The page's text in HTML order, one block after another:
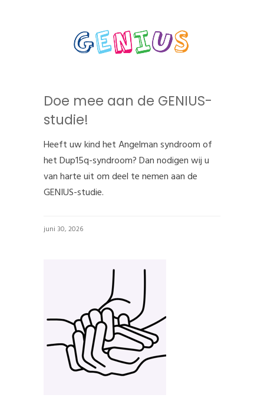
Doe mee aan de GENIUS-
studie!
Heeft uw kind het Angelman syndroom of
het Dup15q-syndroom? Dan nodigen wij u
van harte uit om deel te nemen aan de
GENIUS-studie.
juni 30, 2026